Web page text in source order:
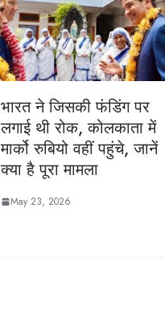
भारत ने जिसकी फंडिंग पर
लगाई थी रोक, कोलकाता में
मार्को रुबियो वहीं पहुंचे, जानें
क्‍या है पूरा मामला
May 23, 2026